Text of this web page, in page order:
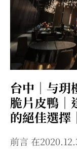
聯絡我
台中｜与玥
脆片皮鴨｜
的絕佳選擇
前言 在